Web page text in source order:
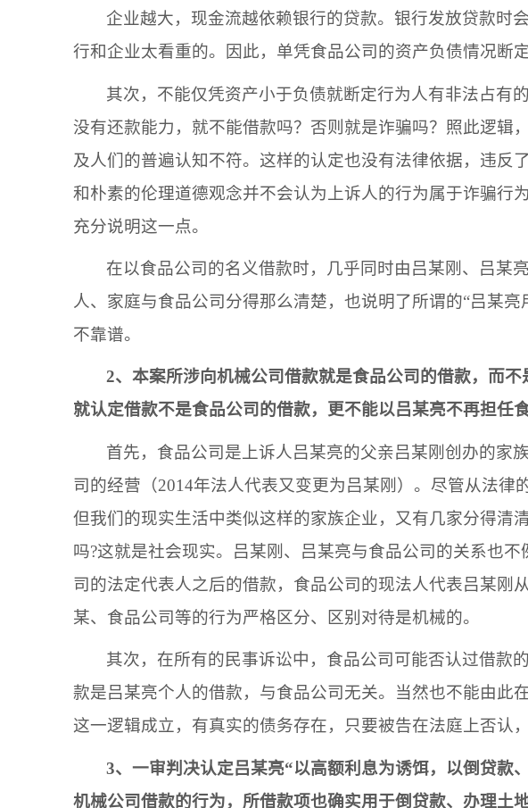
企业越大，现金流越依赖银行的贷款。银行发放贷款时
行和企业太看重的。因此，单凭食品公司 的资产负债情况断
其次，不能仅凭资产小于负债就断定行为人有非法占有
没有还款能力，就不能借款吗？否则就是诈骗吗？照此逻辑
及人们的普遍认知不符。这样的认定也没有法律依据，违反
和朴素的伦理道德观念并不会认为上诉人的行为属于诈骗行为
充分说明这一点。
在以食品公司 的名义借款时，几乎同时由吕某刚 、 吕某亮
人、家庭与食品公司 分得那么清楚，也说明了所谓的“吕某亮
不靠谱。
2、本案所涉向机械公司借款就是食品公司 的借款，而不
就认定借款不是食品公司 的借款，更不能以吕某亮不再担任
首先， 食品公司是上诉人 吕某亮的父亲吕某刚创办的家
司的经营（2014年法人代表又变更为吕某刚 ）。尽管从法律
但我们的现实生活中类似这样的家族企业，又有几家分得清
吗?这就是社会现实。 吕某刚 、 吕某亮与食品公司的关系也不
司的法定代表人之后的借款， 食品公司的现法人代表吕某刚
某、 食品公司等的行为严格区分、区别对待是机械的。
其次，在所有的民事诉讼中， 食品公司 可能否认过借款
款是吕某亮个人的借款，与食品公司 无关。当然也不能由此
这一逻辑成立，有真实的债务存在，只要被告在法庭上否认
3、一审判决认定吕某亮“以高额利息为诱饵，以倒贷款
机械公司借款的行为，所借款项也确实用于倒贷款、办理土地